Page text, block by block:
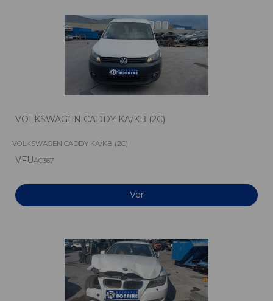
VOLKSWAGEN CADDY KA/KB (2C)
VOLKSWAGEN CADDY KA/KB (2C)
VFUAC367
Ver